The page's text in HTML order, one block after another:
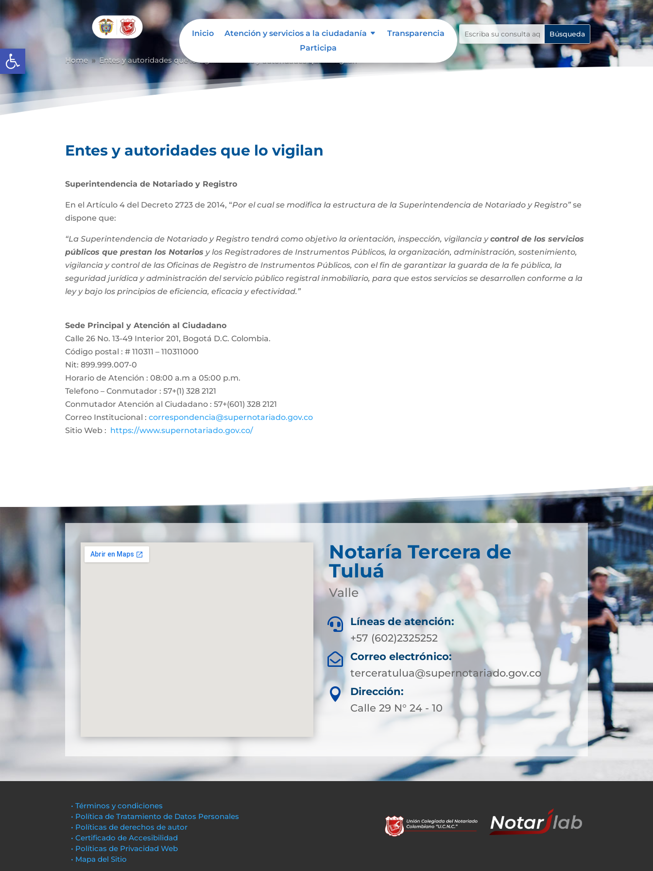
Abrir barra de herramientas
Inicio Atención y servicios a la ciudadanía
Transparencia
Participa
Home 9 Entes y autoridades que lo vigilan
Entes y autoridades que lo vigilan
Superintendencia de Notariado y Registro
En el Artículo 4 del Decreto 2723 de 2014, “Por el cual se modifica la estructura de la Superintendencia de Notariado y Registro” se
dispone que:
“La Superintendencia de Notariado y Registro tendrá como objetivo la orientación, inspección, vigilancia ycontrol de los servicios
públicos que prestan los Notarios y los Registradores de Instrumentos Públicos, la organización, administración, sostenimiento,
vigilancia y control de las Oficinas de Registro de Instrumentos Públicos, con el fin de garantizar la guarda de la fe pública, la
seguridad jurídica y administración del servicio público registral inmobiliario, para que estos servicios se desarrollen conforme a la
ley y bajo los principios de eficiencia, eficacia y efectividad.”
Sede Principal y Atención al Ciudadano
Calle 26 No. 13-49 Interior 201, Bogotá D.C. Colombia.
Código postal : # 110311 – 110311000
Nit: 899.999.007-0
Horario de Atención : 08:00 a.m a 05:00 p.m.
Telefono – Conmutador : 57+(1) 328 2121
Conmutador Atención al Ciudadano : 57+(601) 328 2121
Correo Institucional : correspondencia@supernotariado.gov.co
Sitio Web : https://www.supernotariado.gov.co/
Notaría Tercera de
Tuluá
Valle

Líneas de atención:
+57 (602)2325252

Correo electrónico:
terceratulua@supernotariado.gov.co

Dirección:
Calle 29 N° 24 - 10
• Términos y condiciones
• Política de Tratamiento de Datos Personales
• Políticas de derechos de autor
• Certificado de Accesibilidad
• Políticas de Privacidad Web
• Mapa del Sitio